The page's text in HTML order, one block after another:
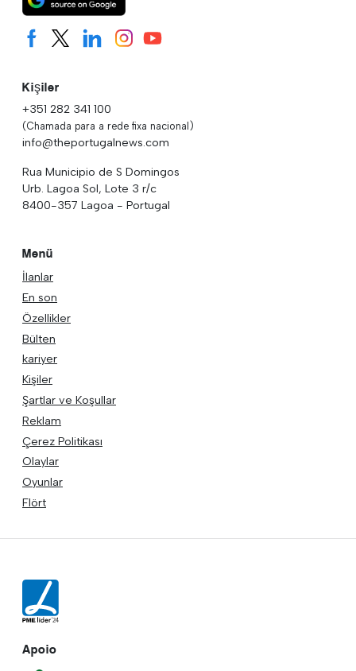
Kişiler
+351 282 341 100
(Chamada para a rede fixa nacional)
info@theportugalnews.com
Rua Municipio de S Domingos
Urb. Lagoa Sol, Lote 3 r/c
8400-357 Lagoa - Portugal
Menü
İlanlar
En son
Özellikler
Bülten
kariyer
Kişiler
Şartlar ve Koşullar
Reklam
Çerez Politikası
Olaylar
Oyunlar
Flört
Apoio